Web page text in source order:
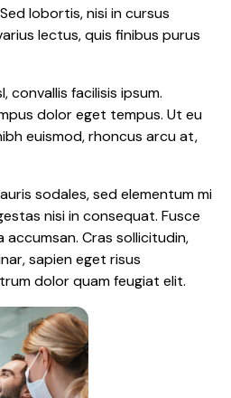
lobortis, nisi in cursus
lectus, quis finibus purus
convallis facilisis ipsum.
dolor eget tempus. Ut eu
euismod, rhoncus arcu at,
sodales, sed elementum mi
nisi in consequat. Fusce
Cras sollicitudin,
sapien eget risus
dolor quam feugiat elit.